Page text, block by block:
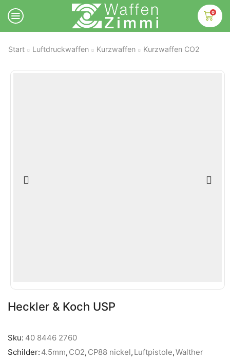
0
Start Luftdruckwaffen Kurzwaffen Kurzwaffen CO2
Heckler & Koch USP
Sku: 40 8446 2760
Schilder: 4.5mm, CO2, CP88 nickel, Luftpistole,Walther